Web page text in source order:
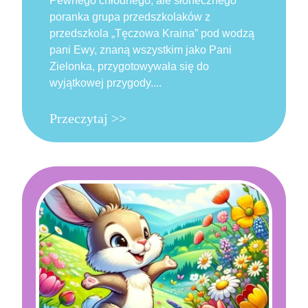
poranka grupa przedszkolaków z
przedszkola „Tęczowa Kraina” pod wodzą
pani Ewy, znaną wszystkim jako Pani
Zielonka, przygotowywała się do
wyjątkowej przygody....
Przeczytaj >>